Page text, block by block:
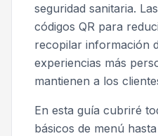
seguridad sanitaria.
códigos QR para
recopilar información
experiencias más
mantienen a los
En esta guía cubriré
básicos de menú